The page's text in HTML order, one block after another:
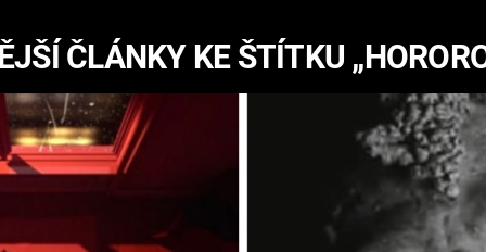
KINGDOM
COME:
DELIVERANCE
ESPORT
KOMEDIE
CHUCK
NORRIS
ČLÁNKY KE ŠTÍTKU